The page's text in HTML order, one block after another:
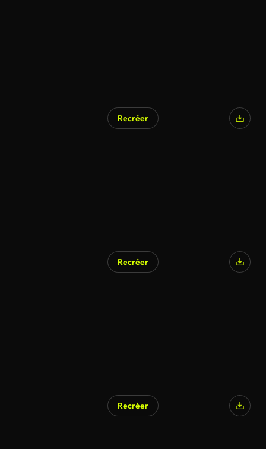
Recréer
Recréer
Recréer